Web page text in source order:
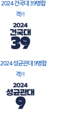
2024 건국대 39명합
격!!
2024 성균관대 9명합
격!!